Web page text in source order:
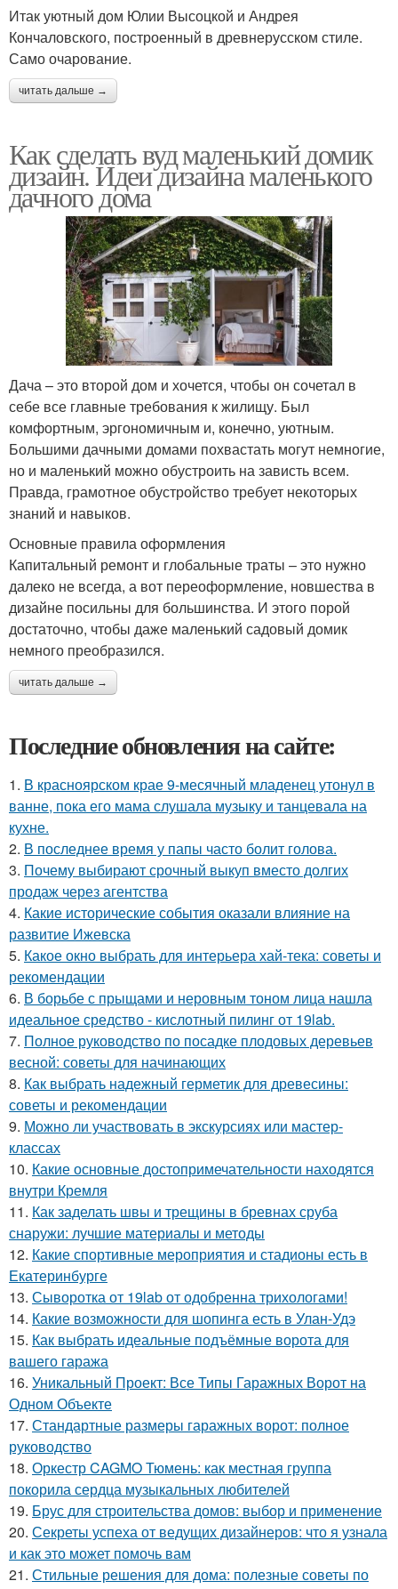
Итак уютный дом Юлии Высоцкой и Андрея
Кончаловского, построенный в древнерусском стиле.
Само очарование.
читать дальше →
Как сделать вуд маленький домик
дизайн. Идеи дизайна маленького
дачного дома
Дача – это второй дом и хочется, чтобы он сочетал в
себе все главные требования к жилищу. Был
комфортным, эргономичным и, конечно, уютным.
Большими дачными домами похвастать могут немногие,
но и маленький можно обустроить на зависть всем.
Правда, грамотное обустройство требует некоторых
знаний и навыков.
Основные правила оформления
Капитальный ремонт и глобальные траты – это нужно
далеко не всегда, а вот переоформление, новшества в
дизайне посильны для большинства. И этого порой
достаточно, чтобы даже маленький садовый домик
немного преобразился.
читать дальше →
Последние обновления на сайте:
1. В красноярском крае 9-месячный младенец утонул в
ванне, пока его мама слушала музыку и танцевала на
кухне.
2. В последнее время у папы часто болит голова.
3. Почему выбирают срочный выкуп вместо долгих
продаж через агентства
4. Какие исторические события оказали влияние на
развитие Ижевска
5. Какое окно выбрать для интерьера хай-тека: советы и
рекомендации
6. В борьбе с прыщами и неровным тоном лица нашла
идеальное средство - кислотный пилинг от 19lab.
7. Полное руководство по посадке плодовых деревьев
весной: советы для начинающих
8. Как выбрать надежный герметик для древесины:
советы и рекомендации
9. Можно ли участвовать в экскурсиях или мастер-
классах
10. Какие основные достопримечательности находятся
внутри Кремля
11. Как заделать швы и трещины в бревнах сруба
снаружи: лучшие материалы и методы
12. Какие спортивные мероприятия и стадионы есть в
Екатеринбурге
13. Сыворотка от 19lab от одобренна трихологами!
14. Какие возможности для шопинга есть в Улан-Удэ
15. Как выбрать идеальные подъёмные ворота для
вашего гаража
16. Уникальный Проект: Все Типы Гаражных Ворот на
Одном Объекте
17. Стандартные размеры гаражных ворот: полное
руководство
18. Оркестр CAGMO Тюмень: как местная группа
покорила сердца музыкальных любителей
19. Брус для строительства домов: выбор и применение
20. Секреты успеха от ведущих дизайнеров: что я узнала
и как это может помочь вам
21. Стильные решения для дома: полезные советы по